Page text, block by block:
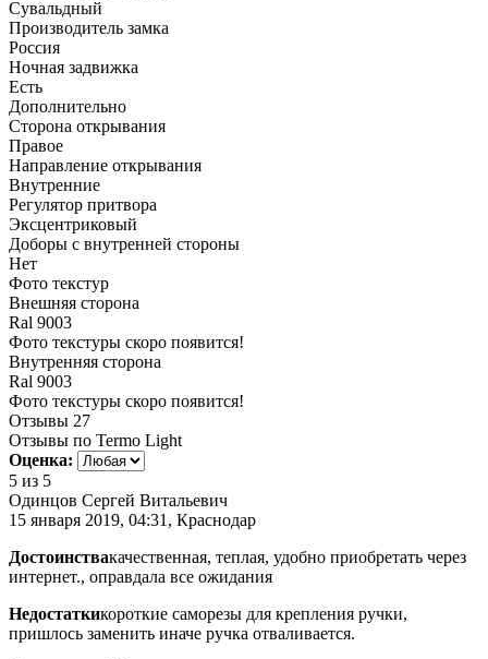
Сувальдный
Производитель замка
Россия
Ночная задвижка
Есть
Дополнительно
Сторона открывания
Правое
Направление открывания
Внутренние
Регулятор притвора
Эксцентриковый
Доборы с внутренней стороны
Нет
Фото текстур
Внешняя сторона
Ral 9003
Фото текстуры скоро появится!
Внутренняя сторона
Ral 9003
Фото текстуры скоро появится!
Отзывы 27
Отзывы по Termo Light
Оценка:
5 из 5
Одинцов Сергей Витальевич
15 января 2019, 04:31, Краснодар
Достоинствакачественная, теплая, удобно приобретать через
интернет., оправдала все ожидания
Недостаткикороткие саморезы для крепления ручки,
пришлось заменить иначе ручка отваливается.